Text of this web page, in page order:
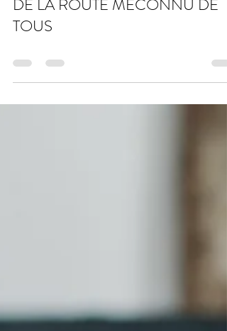
LES RONFLEURS, CE DANGER
DE LA ROUTE MÉCONNU DE
TOUS